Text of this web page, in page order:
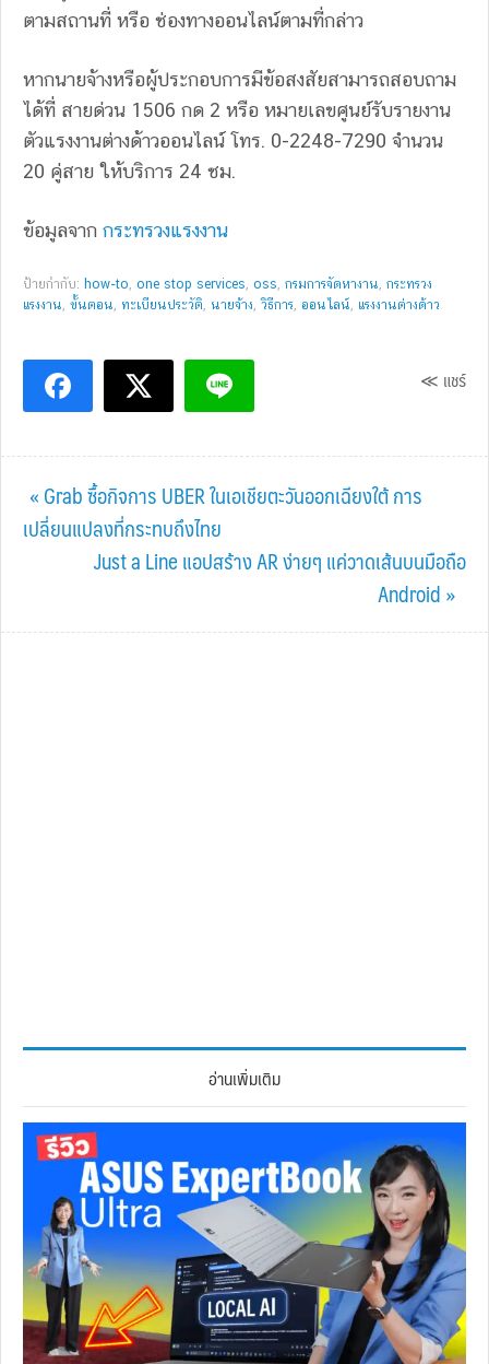
ตามสถานที่ หรือ ช่องทางออนไลน์ตามที่กล่าว
หากนายจ้างหรือผู้ประกอบการมีข้อสงสัยสามารถสอบถาม
ได้ที่ สายด่วน 1506 กด 2 หรือ หมายเลขศูนย์รับรายงาน
ตัวแรงงานต่างด้าวออนไลน์ โทร. 0-2248-7290 จำนวน
20 คู่สาย ให้บริการ 24 ชม.
ข้อมูลจาก กระทรวงแรงงาน
ป้ายกำกับ: how-to, one stop services, oss, กรมการจัดหางาน, กระทรวง
แรงงาน, ขั้นตอน, ทะเบียนประวัติ, นายจ้าง,วิธีการ, ออนไลน์, แรงงานต่างด้าว
≪ แชร์
Previous
Post:
« Grab ซื้อกิจการ UBER ในเอเชียตะวันออกเฉียงใต้ การ
เปลี่ยนแปลงที่กระทบถึงไทย
Next
Just a Line แอปสร้าง AR ง่ายๆ แค่วาดเส้นบนมือถือ
Android »
อ่านเพิ่มเติม